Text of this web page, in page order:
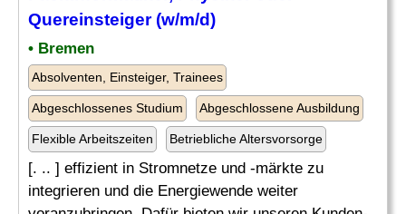
Quereinsteiger (w/m/d)
• Bremen
Absolventen, Einsteiger, Trainees
Abgeschlossenes Studium Abgeschlossene Ausbildung
Flexible Arbeitszeiten Betriebliche Altersvorsorge
[. .. ] effizient in Stromnetze und -märkte zu
integrieren und die Energiewende weiter